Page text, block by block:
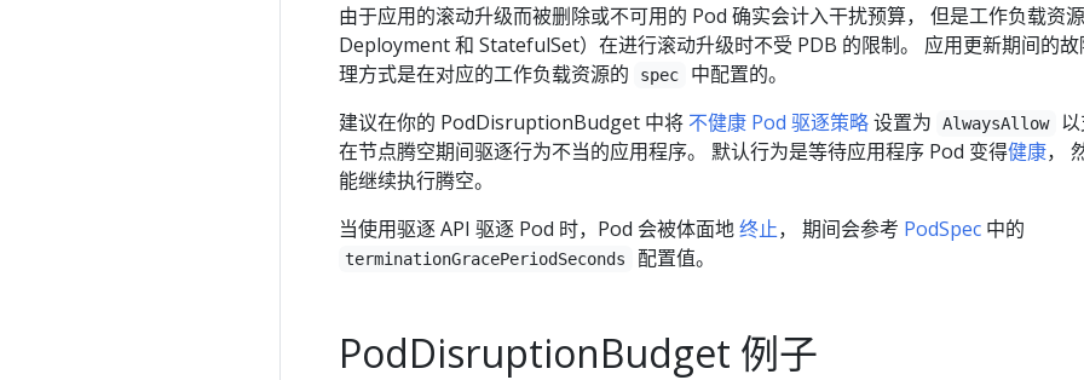
由于应用的滚动升级而被删除或不可用的 Pod 确实会计入干扰预算， 但是工作负载资
Deployment 和 StatefulSet）在进行滚动升级时不受 PDB 的限制。 应用更新期间的故
理方式是在对应的工作负载资源的
spec
中配置的。
建议在你的 PodDisruptionBudget 中将 不健康 Pod 驱逐策略设置为 AlwaysAllow
在节点腾空期间驱逐行为不当的应用程序。 默认行为是等待应用程序 Pod 变得健康，
能继续执行腾空。
当使用驱逐 API 驱逐 Pod 时，Pod 会被体面地终止， 期间会参考 PodSpec 中的
terminationGracePeriodSeconds 配置值。
PodDisruptionBudget 例子